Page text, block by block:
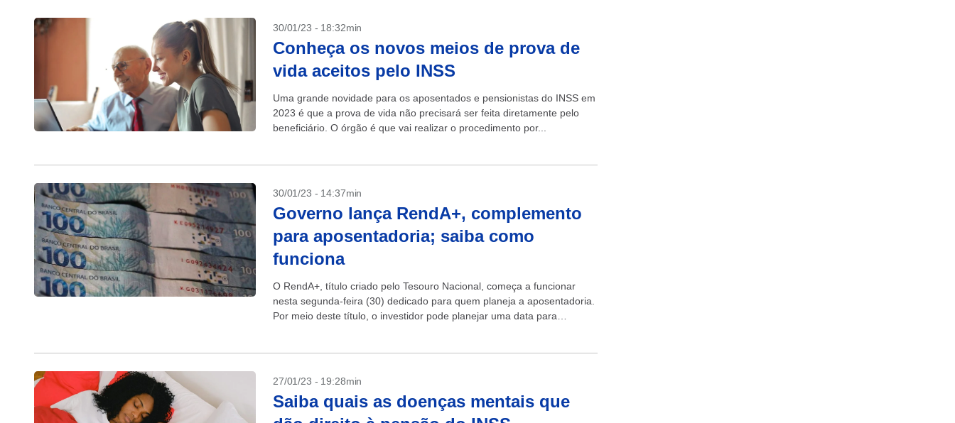
30/01/23 - 18:32min
Conheça os novos meios de prova de
vida aceitos pelo INSS
Uma grande novidade para os aposentados e pensionistas do INSS em
2023 é que a prova de vida não precisará ser feita diretamente pelo
beneficiário. O órgão é que vai realizar o procedimento por...
30/01/23 - 14:37min
Governo lança RendA+, complemento
para aposentadoria; saiba como
funciona
O RendA+, título criado pelo Tesouro Nacional, começa a funcionar
nesta segunda-feira (30) dedicado para quem planeja a aposentadoria.
Por meio deste título, o investidor pode planejar uma data para
27/01/23 - 19:28min
Saiba quais as doenças mentais que